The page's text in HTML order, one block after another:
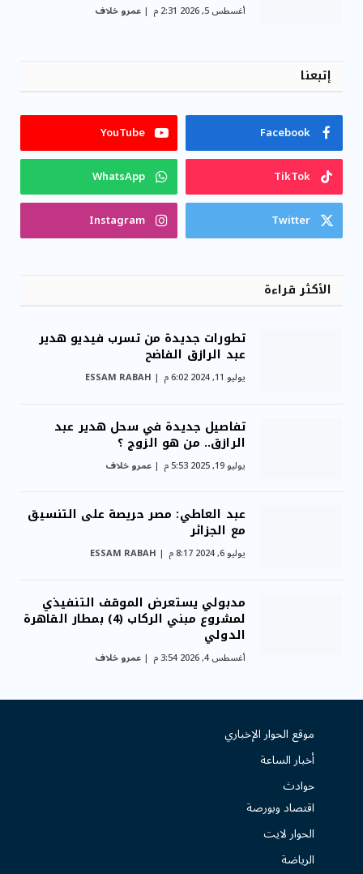
أغسطس 5, 2026 2:31 م عمرو خلاف
إتبعنا
Facebook
YouTube
TikTok
WhatsApp
Twitter
Instagram
الأكثر قراءة
تطورات جديدة من تسرب فيديو هدير
عبد الرازق الفاضح
يوليو 11, 2024 6:02 م ESSAM RABAH
تفاصيل جديدة في سحل هدير عبد
الرازق.. من هو الزوج ؟
يوليو 19, 2025 5:53 م عمرو خلاف
عبد العاطي: مصر حريصة على التنسيق
مع الجزائر
يوليو 6, 2024 8:17 م ESSAM RABAH
مدبولي يستعرض الموقف التنفيذي
لمشروع مبني الركاب (4) بمطار القاهرة
الدولي
أغسطس 4, 2026 3:54 م عمرو خلاف
موقع الحوار الإخباري
أخبار الساعة
حوادث
اقتصاد وبورصة
الحوار لايت
الرياضة